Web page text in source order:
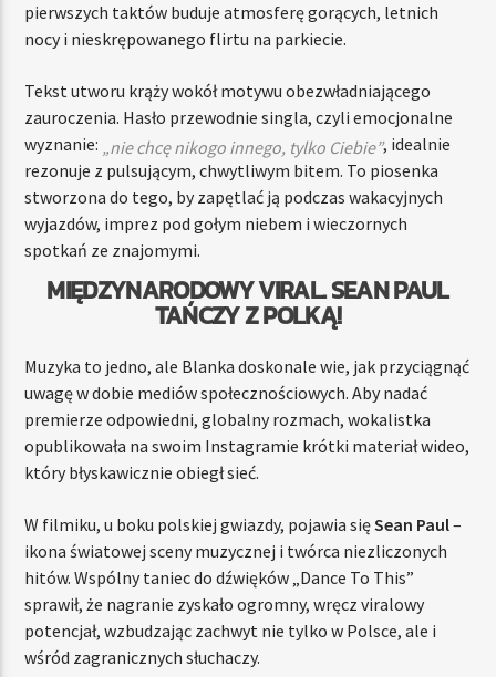
pierwszych taktów buduje atmosferę gorących, letnich
nocy i nieskrępowanego flirtu na parkiecie.
Tekst utworu krąży wokół motywu obezwładniającego
zauroczenia. Hasło przewodnie singla, czyli emocjonalne
wyznanie: „nie chcę nikogo innego, tylko Ciebie”, idealnie
rezonuje z pulsującym, chwytliwym bitem. To piosenka
stworzona do tego, by zapętlać ją podczas wakacyjnych
wyjazdów, imprez pod gołym niebem i wieczornych
spotkań ze znajomymi.
MIĘDZYNARODOWY VIRAL. SEAN PAUL
TAŃCZY Z POLKĄ!
Muzyka to jedno, ale Blanka doskonale wie, jak przyciągnąć
uwagę w dobie mediów społecznościowych. Aby nadać
premierze odpowiedni, globalny rozmach, wokalistka
opublikowała na swoim Instagramie krótki materiał wideo,
który błyskawicznie obiegł sieć.
W filmiku, u boku polskiej gwiazdy, pojawia sięSean Paul–
ikona światowej sceny muzycznej i twórca niezliczonych
hitów. Wspólny taniec do dźwięków „Dance To This”
sprawił, że nagranie zyskało ogromny, wręcz viralowy
potencjał, wzbudzając zachwyt nie tylko w Polsce, ale i
wśród zagranicznych słuchaczy.